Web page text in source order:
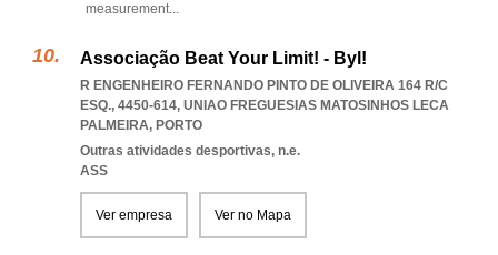
measurement...
Associação Beat Your Limit! - Byl!
R ENGENHEIRO FERNANDO PINTO DE OLIVEIRA 164 R/C
ESQ., 4450-614, UNIAO FREGUESIAS MATOSINHOS LECA
PALMEIRA, PORTO
Outras atividades desportivas, n.e.
ASS
Ver empresa Ver no Mapa